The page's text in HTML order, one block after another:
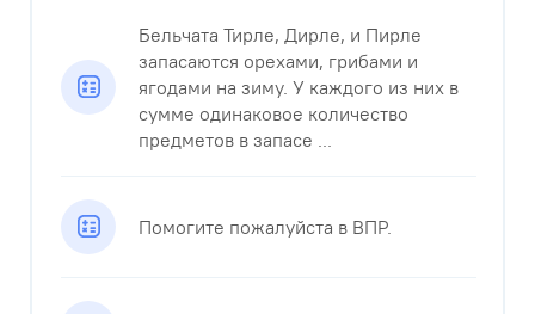
Бельчата Тирле, Дирле, и Пирле
запасаются орехами, грибами и
ягодами на зиму. У каждого из них в
сумме одинаковое количество
предметов в запасе ...
Помогите пожалуйста в ВПР.